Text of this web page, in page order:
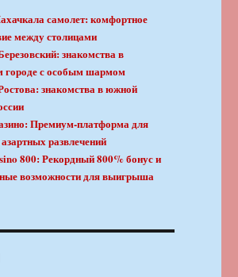
самолет: комфортное
между столицами
знакомства в
городе с особым шармом
знакомства в южной
Премиум-платформа для
развлечений
800: Рекордный 800% бонус и
возможности для выигрыша